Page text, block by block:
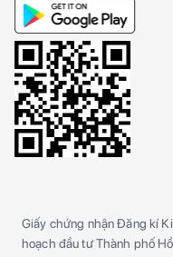
Giấy chứng nhận Đăng kí
hoạch đầu tư Thành phố